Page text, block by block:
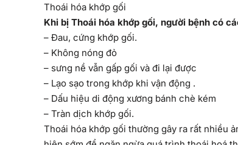
Thoái hóa khớp gối
Khi bị Thoái hóa khớp gối, người bệnh có
– Đau, cứng khớp gối.
– Không nóng đỏ
– sưng nề vẫn gấp gối và đi lại được
– Lạo sạo trong khớp khi vận động .
– Dấu hiệu di động xương bánh chè kém
– Tràn dịch khớp gối.
Thoái hóa khớp gối thường gây ra rất nhiều